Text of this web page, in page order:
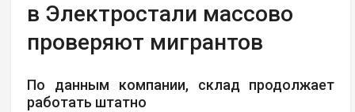
в Электростали массово
проверяют мигрантов
По данным компании, склад продолжает
работать штатно